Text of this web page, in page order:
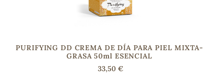
PURIFYING DD CREMA DE DÍA PARA PIEL MIXTA-
GRASA 50ml ESENCIAL
33,50 €